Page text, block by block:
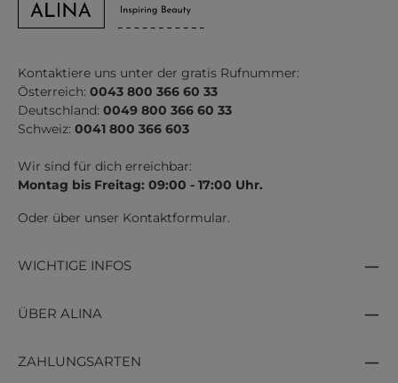
Kontaktiere uns unter der gratis Rufnummer:
Österreich: 0043 800 366 60 33
Deutschland: 0049 800 366 60 33
Schweiz: 0041 800 366 603
Wir sind für dich erreichbar:
Montag bis Freitag: 09:00 - 17:00 Uhr.
Oder über unser Kontaktformular.
WICHTIGE INFOS
ÜBER ALINA
ZAHLUNGSARTEN